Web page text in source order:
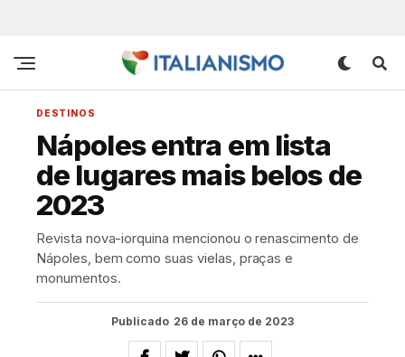
DESTINOS
Nápoles entra em lista
de lugares mais belos de
2023
Revista nova-iorquina mencionou o renascimento de
Nápoles, bem como suas vielas, praças e
monumentos.
Publicado 26 de março de 2023